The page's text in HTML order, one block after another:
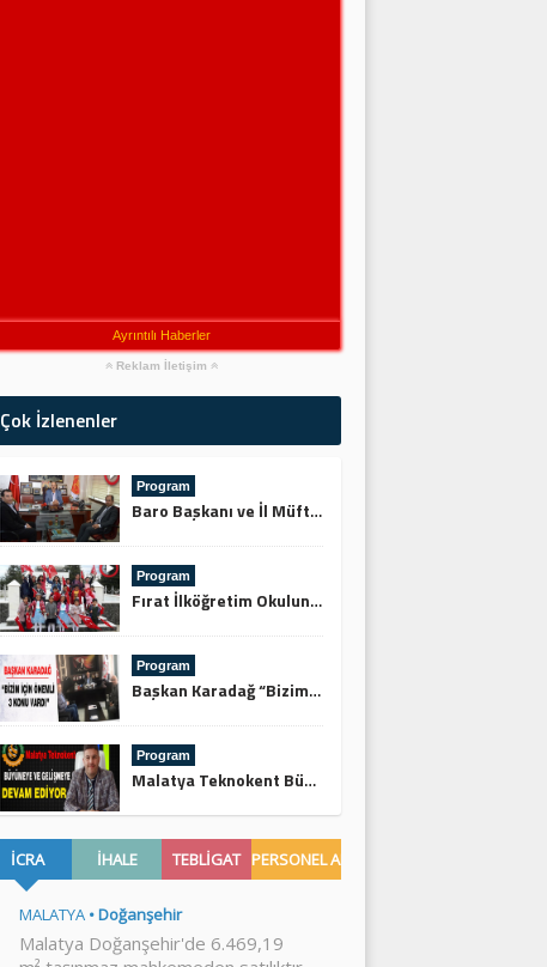
Ayrıntılı Haberler
Reklam İletişim
Çok İzlenenler
Program
Baro Başkanı ve İl Müftüsünden Keskin’e Ziyaret
Program
Fırat İlköğretim Okulundan Şehitliğe Ziyaret
Program
Başkan Karadağ “Bizim İçin Önemli 3 Konu Vardı”
Program
Malatya Teknokent Büyümeye ve Gelişmeye Devam Ediyor